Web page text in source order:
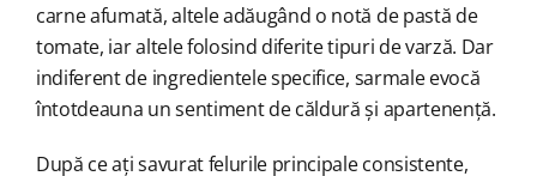
carne afumată, altele adăugând o notă de pastă de
tomate, iar altele folosind diferite tipuri de varză. Dar
indiferent de ingredientele specifice, sarmale evocă
întotdeauna un sentiment de căldură și apartenență.
După ce ați savurat felurile principale consistente,